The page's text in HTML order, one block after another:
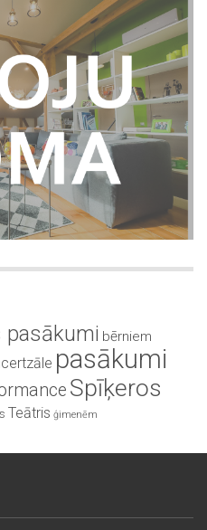
pasākumi bērniem
pasākumi
Spīķeros
Teātris ģimenēm